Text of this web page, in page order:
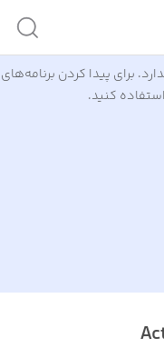
برای پیدا کردن برنامه‌های
کنید.